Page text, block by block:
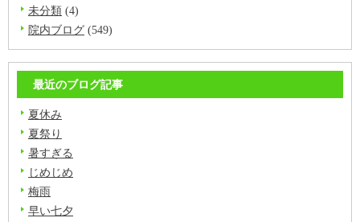
未分類 (4)
院内ブログ (549)
最近のブログ記事
夏休み
夏祭り
暑すぎる
じめじめ
梅雨
早い七夕